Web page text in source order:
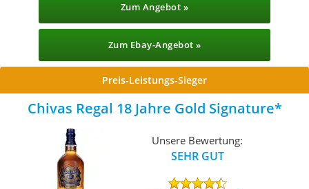
Zum Angebot »
Zum Ebay-Angebot »
Preis-Leistungs-Sieger
Chivas Regal 18 Jahre Gold Signature
Unsere Bewertung:
SEHR GUT